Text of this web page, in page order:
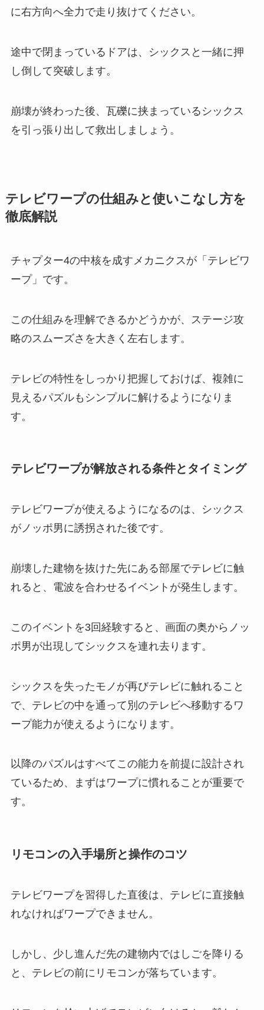
に右方向へ全力で走り抜けてください。
途中で閉まっているドアは、シックスと一緒に押
し倒して突破します。
崩壊が終わった後、瓦礫に挟まっているシックス
を引っ張り出して救出しましょう。
テレビワープの仕組みと使いこなし方を
徹底解説
チャプター4の中核を成すメカニクスが「テレビワ
ープ」です。
この仕組みを理解できるかどうかが、ステージ攻
略のスムーズさを大きく左右します。
テレビの特性をしっかり把握しておけば、複雑に
見えるパズルもシンプルに解けるようになりま
す。
テレビワープが解放される条件とタイミング
テレビワープが使えるようになるのは、シックス
がノッポ男に誘拐された後です。
崩壊した建物を抜けた先にある部屋でテレビに触
れると、電波を合わせるイベントが発生します。
このイベントを3回経験すると、画面の奥からノッ
ポ男が出現してシックスを連れ去ります。
シックスを失ったモノが再びテレビに触れること
で、テレビの中を通って別のテレビへ移動するワ
ープ能力が使えるようになります。
以降のパズルはすべてこの能力を前提に設計され
ているため、まずはワープに慣れることが重要で
す。
リモコンの入手場所と操作のコツ
テレビワープを習得した直後は、テレビに直接触
れなければワープできません。
しかし、少し進んだ先の建物内ではしごを降りる
と、テレビの前にリモコンが落ちています。